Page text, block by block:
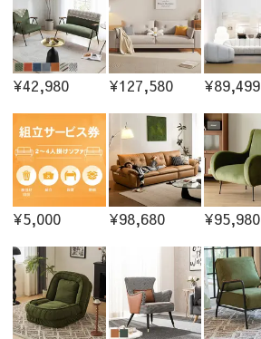
¥42,980 ¥127,580 ¥89,499
¥5,000 ¥98,680 ¥95,980